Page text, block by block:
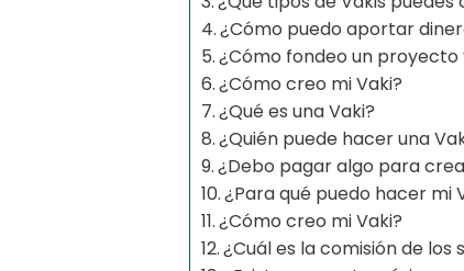
¿Cómo puedo aportar
¿Cómo fondeo un proyecto
¿Cómo creo mi Vaki?
¿Qué es una Vaki?
¿Quién puede hacer una
¿Debo pagar algo para
¿Para qué puedo hacer mi
¿Cómo creo mi Vaki?
¿Cuál es la comisión de los